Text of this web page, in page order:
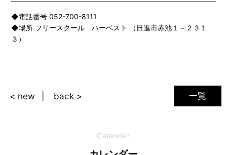
◆電話番号 052-700-8111
◆場所 フリースクール ハーベスト （日進市赤池１－２３１
３）
一覧
< new back >
Calender